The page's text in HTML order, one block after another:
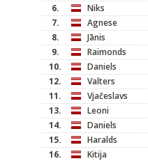
6.
Niks
7.
Agnese
8.
Jānis
9.
Raimonds
10.
Daniels
12.
Valters
11.
Vjačeslavs
13.
Leoni
14.
Daniels
15.
Haralds
16.
Kitija